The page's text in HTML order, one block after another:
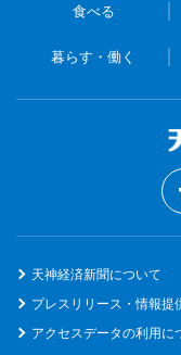
食べる
暮らす・働く
天神経済新聞について
プレスリリース・情報提
アクセスデータの利用に